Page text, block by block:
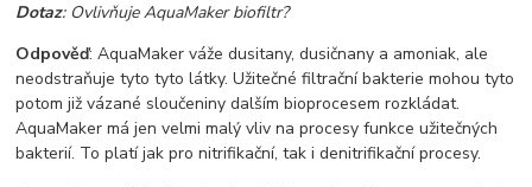
Dotaz: Ovlivňuje AquaMaker biofiltr?
Odpověď: AquaMaker váže dusitany, dusičnany a amoniak, ale
neodstraňuje tyto tyto látky. Užitečné filtrační bakterie mohou tyto
potom již vázané sloučeniny dalším bioprocesem rozkládat.
AquaMaker má jen velmi malý vliv na procesy funkce užitečných
bakterií. To platí jak pro nitrifikační, tak i denitrifikační procesy.